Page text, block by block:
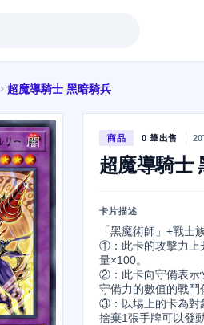
chevron_right 超魔導騎士 黑暗騎兵
商品 0 筆出售
超魔導騎士
卡片描述
「黑魔術師」+戰士
①：此卡的攻擊力上
量×100。
②：此卡向守備表示
守備力的數值的戰鬥
③：以場上的卡為對
捨棄1張手牌可以發